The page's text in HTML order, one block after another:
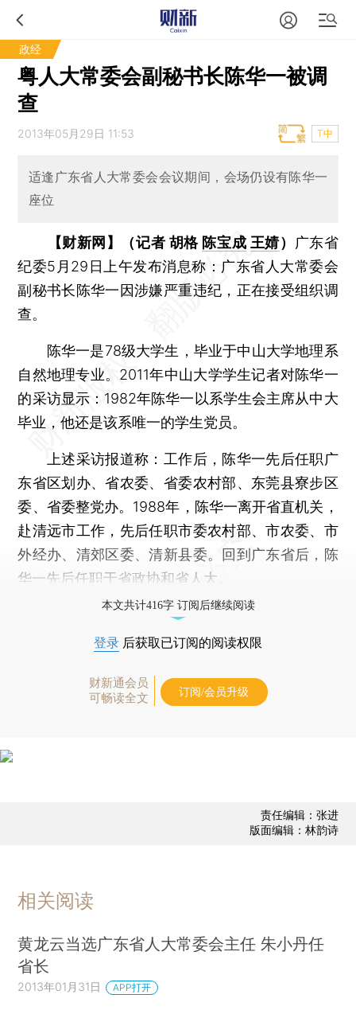
政经
粤人大常委会副秘书长陈华一被调
查
2013年05月29日 11:53 T中
适逢广东省人大常委会会议期间，会场仍设有陈华一
座位
【财新网】（记者 胡格 陈宝成 王婧）
广东省
纪委5月29日上午发布消息称：广东省人大常委会
副秘书长陈华一因涉嫌严重违纪，正在接受组织调
查。
陈华一是78级大学生，毕业于中山大学地理系
自然地理专业。2011年中山大学学生记者对陈华一
的采访显示：1982年陈华一以系学生会主席从中大
毕业，他还是该系唯一的学生党员。
上述采访报道称：工作后，陈华一先后任职广
东省区划办、省农委、省委农村部、东莞县寮步区
委、省委整党办。1988年，陈华一离开省直机关，
赴清远市工作，先后任职市委农村部、市农委、市
外经办、清郊区委、清新县委。回到广东省后，陈
华一先后任职于省政协和省人大。
本文共计416字 订阅后继续阅读
登录 后获取已订阅的阅读权限
财新通会员
可畅读全文
订阅/会员升级
责任编辑：张进
版面编辑：林韵诗
相关阅读
黄龙云当选广东省人大常委会主任 朱小丹任
省长
2013年01月31日 APP打开